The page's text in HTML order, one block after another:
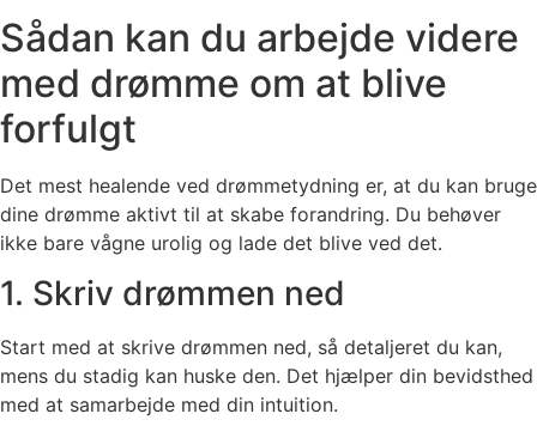
Sådan kan du arbejde videre
med drømme om at blive
forfulgt
Det mest healende ved drømmetydning er, at du kan bruge
dine drømme aktivt til at skabe forandring. Du behøver
ikke bare vågne urolig og lade det blive ved det.
1. Skriv drømmen ned
Start med at skrive drømmen ned, så detaljeret du kan,
mens du stadig kan huske den. Det hjælper din bevidsthed
med at samarbejde med din intuition.